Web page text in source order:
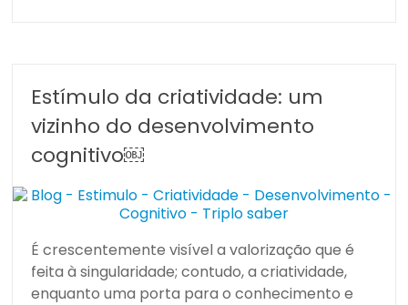
Estímulo da criatividade: um
vizinho do desenvolvimento
cognitivo￼
É crescentemente visível a valorização que é
feita à singularidade; contudo, a criatividade,
enquanto uma porta para o conhecimento e